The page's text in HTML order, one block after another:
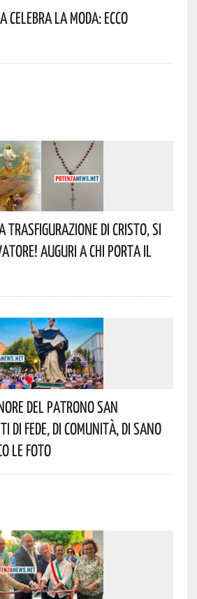
La Moda: Ecco
Trasfigurazione Di Cristo, Si
Auguri A Chi Porta Il
Del Patrono San
Di Fede, Di Comunità, Di Sano
Le Foto